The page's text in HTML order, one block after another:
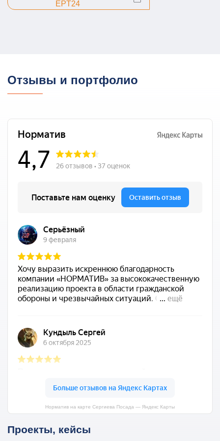
EPT24
Отзывы и портфолио
Норматив на карте Сергиева Посада — Яндекс Карты
Проекты, кейсы